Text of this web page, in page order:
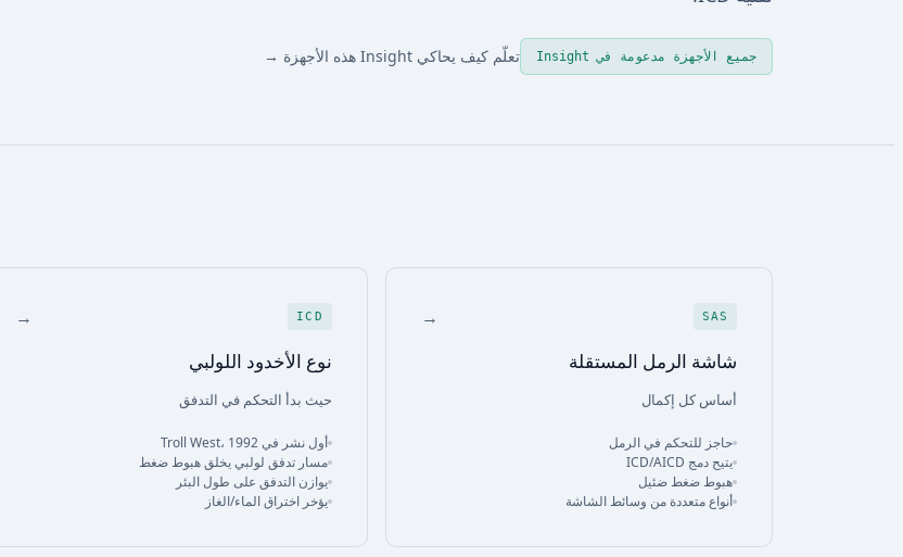
جميع الأجهزة مدعومة في Insight تعلّم كيف يحاكي Insight هذه الأجهزة →
SAS
→
شاشة الرمل المستقلة
أساس كل إكمال
حاجز للتحكم في الرمل
يتيح دمج ICD/AICD
هبوط ضغط ضئيل
أنواع متعددة من وسائط الشاشة
ICD
→
نوع الأخدود اللولبي
حيث بدأ التحكم في التدفق
أول نشر في Troll West، 1992
مسار تدفق لولبي يخلق هبوط ضغط
يوازن التدفق على طول البئر
يؤخر اختراق الماء/الغاز